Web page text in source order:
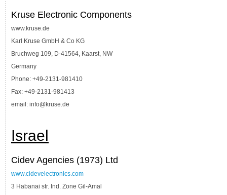
Kruse Electronic Components
www.kruse.de
Karl Kruse GmbH & Co KG
Bruchweg 109, D-41564, Kaarst, NW
Germany
Phone: +49-2131-981410
Fax: +49-2131-981413
email: info@kruse.de
Israel
Cidev Agencies (1973) Ltd
www.cidevelectronics.com
3 Habanai str. Ind. Zone Gil-Amal